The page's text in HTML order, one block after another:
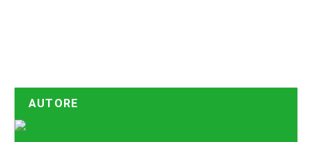
AUTORE